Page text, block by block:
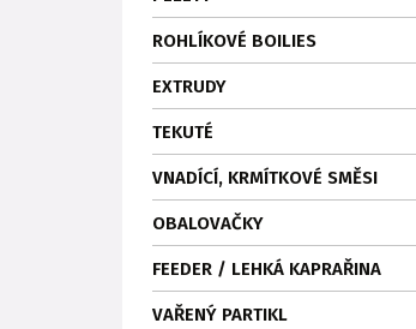
ROHLÍKOVÉ BOILIES
EXTRUDY
TEKUTÉ
VNADÍCÍ, KRMÍTKOVÉ SMĚSI
OBALOVAČKY
FEEDER / LEHKÁ KAPRAŘINA
VAŘENÝ PARTIKL